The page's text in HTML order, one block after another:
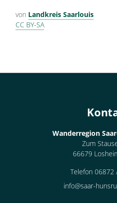
von Landkreis Saarlouis
CC BY-SA
Wanderregion
Zum
66679
Telefon 06872
info@saar-